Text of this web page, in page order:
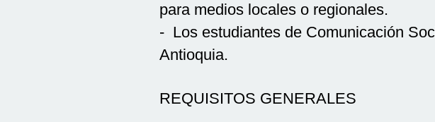
para medios locales o regionales.
- Los estudiantes de Comunicación
Antioquia.
REQUISITOS GENERALES